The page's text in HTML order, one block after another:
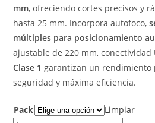
mm, ofreciendo cortes precisos y
hasta 25 mm. Incorpora autofoco,
múltiples para posicionamiento
ajustable de 220 mm, conectividad
Clase 1 garantizan un rendimiento
seguridad y máxima eficiencia.
Pack Limpiar